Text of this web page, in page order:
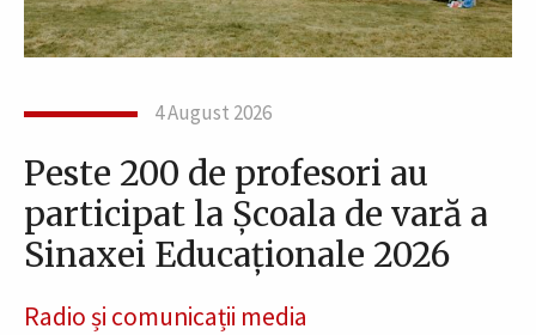
4 August 2026
Peste 200 de profesori au
participat la Școala de vară a
Sinaxei Educaționale 2026
Radio și comunicații media